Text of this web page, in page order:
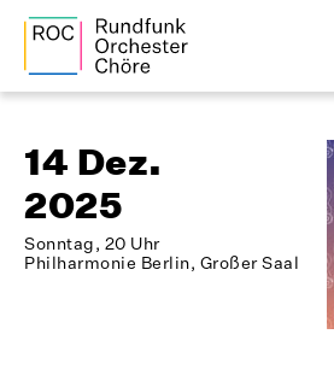
14 Dez.
2025
Sonntag, 20 Uhr
Philharmonie Berlin, Großer Saal